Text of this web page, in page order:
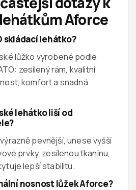
Aforce
skládací lehátko?
lůžko vyrobené podle
zesílený rám, kvalitní
komfort a snadná
lehátko liší od
pevnější, unese vyšší
prvky, zesílenou tkaninu,
lepší stabilitu.
nosnost lůžek Aforce?